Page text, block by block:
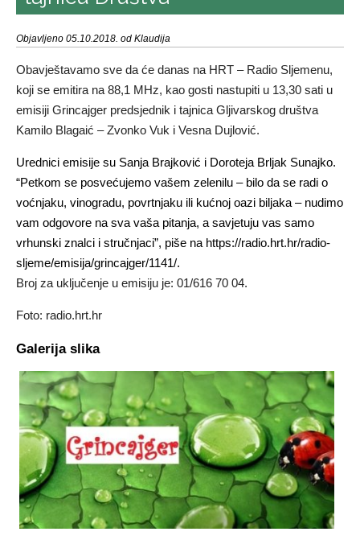
Objavljeno 05.10.2018. od Klaudija
Obavještavamo sve da će danas na HRT – Radio Sljemenu,
koji se emitira na 88,1 MHz, kao gosti nastupiti u 13,30 sati u
emisiji Grincajger predsjednik i tajnica Gljivarskog društva
Kamilo Blagaić – Zvonko Vuk i Vesna Dujlović.
Urednici emisije su Sanja Brajković i Doroteja Brljak Sunajko.
“Petkom se posvećujemo vašem zelenilu – bilo da se radi o
voćnjaku, vinogradu, povrtnjaku ili kućnoj oazi biljaka – nudimo
vam odgovore na sva vaša pitanja, a savjetuju vas samo
vrhunski znalci i stručnjaci”, piše na https://radio.hrt.hr/radio-
sljeme/emisija/grincajger/1141/.
Broj za uključenje u emisiju je: 01/616 70 04.
Foto: radio.hrt.hr
Galerija slika